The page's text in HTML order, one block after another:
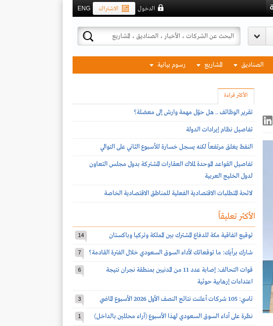
ENG الاشتراك الدخول
الصناديق المشاريع رسوم بيانية
الأكثر قراءة
تقرير الوظائف .. هل حوّل مهمة وارش إلى معضلة؟
تفاصيل نظام إيرادات الدولة
النفط يغلق مرتفعاً لكنه يسجل خسارة للأسبوع الثاني على التوالي
تفاصيل القواعد الموحدة لملاك العقارات المشتركة بدول مجلس التعاون
لدول الخليج العربية
لائحة المتطلبات الاقتصادية الفعلية للمناطق الاقتصادية الخاصة
الأكثر تعليقاً
توقيع اتفاقية مكة للدفاع المشترك بين المملكة وتركيا وباكستان 14
شارك برأيك: ما توقعاتك لأداء السوق السعودي خلال الفترة القادمة؟ 7
قوات التحالف: إصابة عدد 11 من المدنيين بمنطقة نجران نتيجة
اعتداءات إرهابية حوثية
6
تاسي: 105 شركات أعلنت نتائج النصف الأول 2026 الأسبوع الماضي 3
نظرة على أداء السوق السعودي لهذا الأسبوع (آراء محللين بالداخل) 1